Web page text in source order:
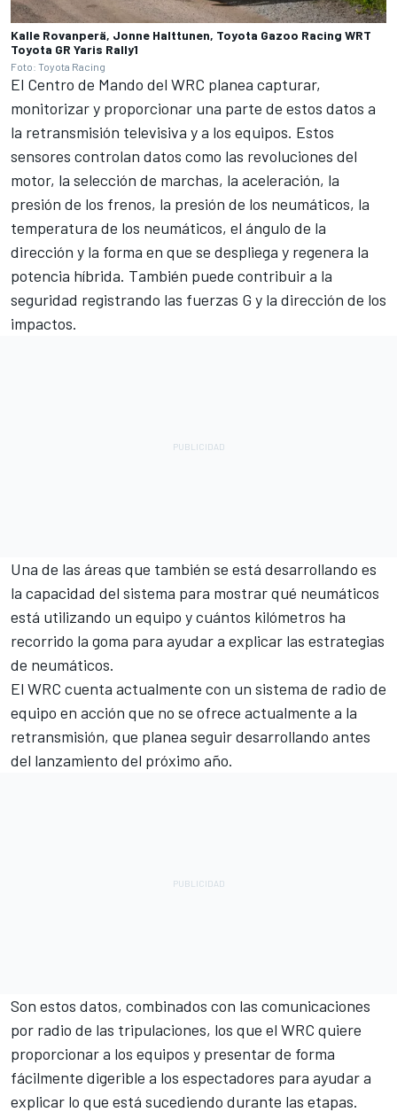
Kalle Rovanperä, Jonne Halttunen, Toyota Gazoo Racing WRT
Toyota GR Yaris Rally1
Foto: Toyota Racing
El Centro de Mando del WRC planea capturar,
monitorizar y proporcionar una parte de estos datos a
la retransmisión televisiva y a los equipos. Estos
sensores controlan datos como las revoluciones del
motor, la selección de marchas, la aceleración, la
presión de los frenos, la presión de los neumáticos, la
temperatura de los neumáticos, el ángulo de la
dirección y la forma en que se despliega y regenera la
potencia híbrida. También puede contribuir a la
seguridad registrando las fuerzas G y la dirección de los
impactos.
Una de las áreas que también se está desarrollando es
la capacidad del sistema para mostrar qué neumáticos
está utilizando un equipo y cuántos kilómetros ha
recorrido la goma para ayudar a explicar las estrategias
de neumáticos.
El WRC cuenta actualmente con un sistema de radio de
equipo en acción que no se ofrece actualmente a la
retransmisión, que planea seguir desarrollando antes
del lanzamiento del próximo año.
Son estos datos, combinados con las comunicaciones
por radio de las tripulaciones, los que el WRC quiere
proporcionar a los equipos y presentar de forma
fácilmente digerible a los espectadores para ayudar a
explicar lo que está sucediendo durante las etapas.